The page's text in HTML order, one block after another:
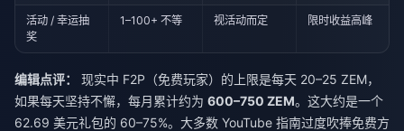
活动 / 幸运抽
奖
1–100+ 不等 视活动而定 限时收益高峰
编辑点评：
现实中 F2P（免费玩家）的上限是每天 20–25 ZEM，
如果每天坚持不懈，每月累计约为 600–750 ZEM。这大约是一个
62.69 美元礼包的 60–75%。大多数 YouTube 指南过度吹捧免费方